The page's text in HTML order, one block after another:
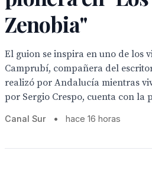
Zenobia"
El guion se inspira en uno de los
Camprubí, compañera del
realizó por Andalucía mientras
por Sergio Crespo, cuenta con la
Canal Sur • hace 16 horas